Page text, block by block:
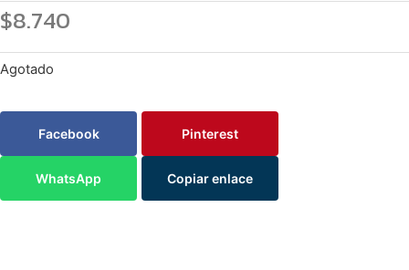
$8.740
Agotado
Facebook Pinterest
WhatsApp Copiar enlace